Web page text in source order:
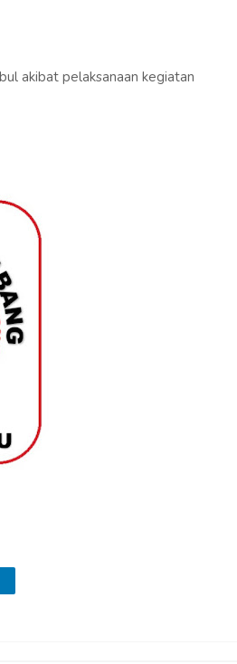
akibat pelaksanaan kegiatan